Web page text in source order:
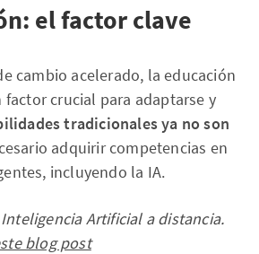
el factor clave
cambio acelerado, la educación
factor crucial para adaptarse y
tradicionales ya no son
adquirir competencias en
incluyendo la IA.
Artificial a distancia.
blog post